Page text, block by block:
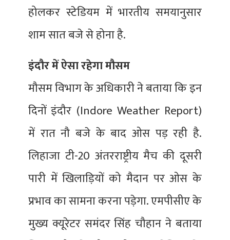
होलकर स्टेडियम में भारतीय समयानुसार
शाम सात बजे से होना है.
इंदौर में ऐसा रहेगा मौसम
मौसम विभाग के अधिकारी ने बताया कि इन
दिनों इंदौर (Indore Weather Report)
में रात नौ बजे के बाद ओस पड़ रही है.
लिहाजा टी-20 अंतरराष्ट्रीय मैच की दूसरी
पारी में खिलाड़ियों को मैदान पर ओस के
प्रभाव का सामना करना पड़ेगा. एमपीसीए के
मुख्य क्यूरेटर समंदर सिंह चौहान ने बताया